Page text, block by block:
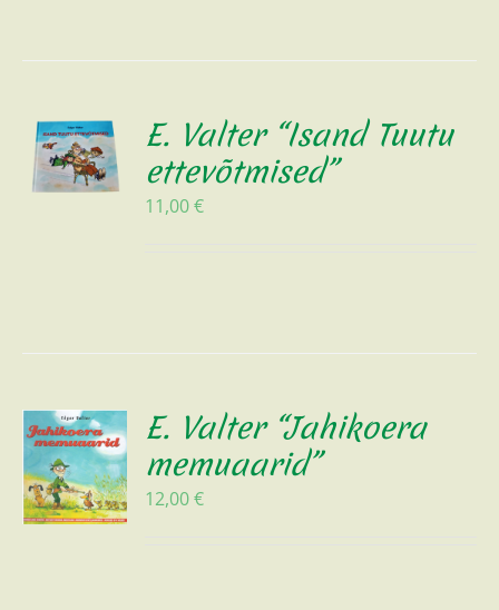
E. Valter “Isand Tuutu
ettevõtmised”
11,00€
E. Valter “Jahikoera
memuaarid”
12,00€